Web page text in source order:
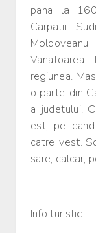
pana la
Carpatii
regiunea.
o parte din
a judetului.
est, pe
catre vest.
sare, calcar,
Info turistic